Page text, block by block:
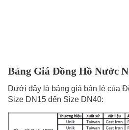
Bảng Giá Đồng Hồ Nước
Dưới đây là bảng giá bán lẻ của
Size DN15 đến Size DN40: